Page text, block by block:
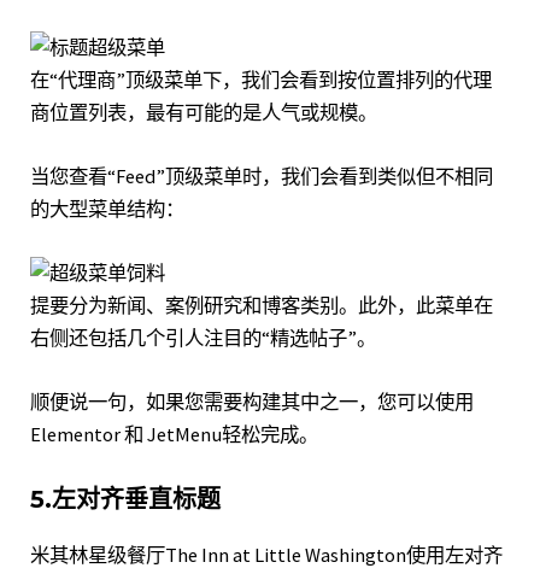
在“代理商”顶级菜单下，我们会看到按位置排列的代理
商位置列表，最有可能的是人气或规模。
当您查看“Feed”顶级菜单时，我们会看到类似但不相同
的大型菜单结构：
提要分为新闻、案例研究和博客类别。此外，此菜单在
右侧还包括几个引人注目的“精选帖子”。
顺便说一句，如果您需要构建其中之一，您可以使用
Elementor 和 JetMenu轻松完成。
5.左对齐垂直标题
米其林星级餐厅The Inn at Little Washington使用左对齐